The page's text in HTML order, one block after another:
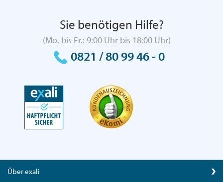
Sie benötigen Hilfe?
(Mo. bis Fr.: 9:00 Uhr bis 18:00 Uhr)
0821 / 80 99 46 - 0
Über exali